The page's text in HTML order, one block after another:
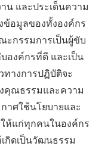
น และประเด็นความ
ข้อมูลของทั้งองค์กร
ะกรรมการเป็นผู้ขับ
องค์กรที่ดี และเป็น
างการปฏิบัติจะ
คุณธรรมและความ
าศใช้นโยบายและ
ห้แก่ทุกคนในองค์กร
กิดเป็นวัฒนธรรม